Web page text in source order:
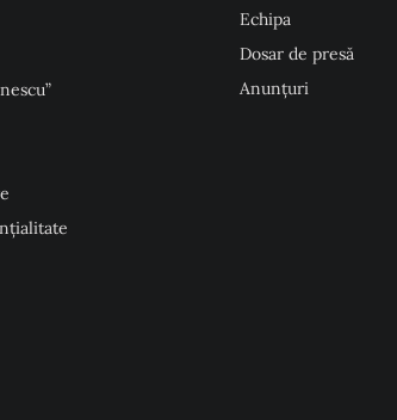
Echipa
Dosar de presă
Anunţuri